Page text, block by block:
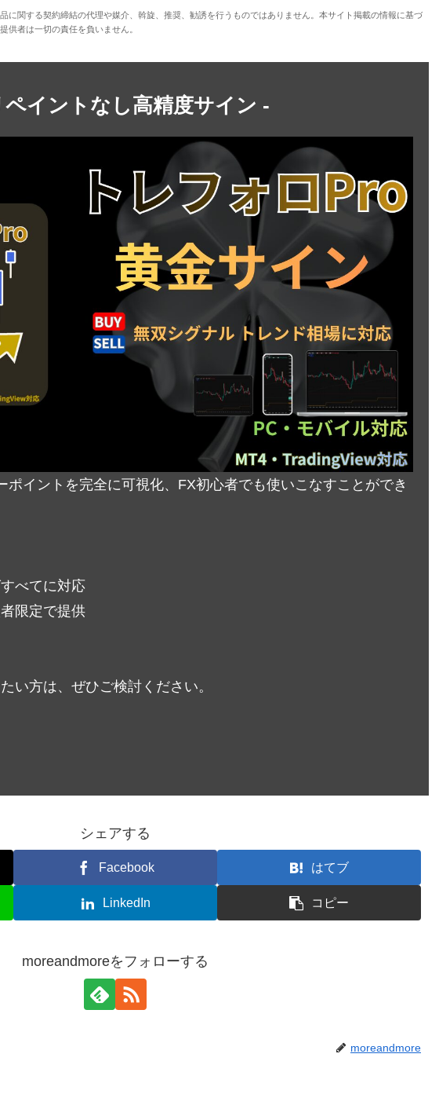
に関する契約締結の代理や媒介、斡旋、推奨、勧誘を行うものではありません。本サイト掲載の情報に基づ
供者は一切の責任を負いません。
ペイントなし高精度サイン -
ポイントを完全に可視化、FX初心者でも使いこなすことができ
べてに対応
限定で提供
い方は、ぜひご検討ください。
シェアする
Facebook はてブ
LinkedIn コピー
moreandmoreをフォローする
moreandmore